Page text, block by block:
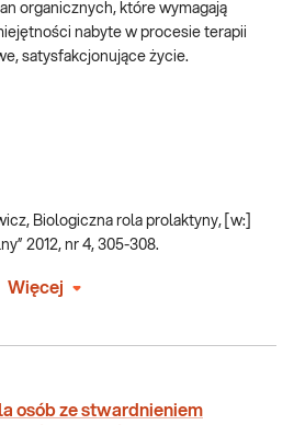
organicznych, które wymagają
nabyte w procesie terapii
satysfakcjonujące życie.
Biologiczna rola prolaktyny, [w:]
2012, nr 4, 305-308.
Więcej
osób ze stwardnieniem